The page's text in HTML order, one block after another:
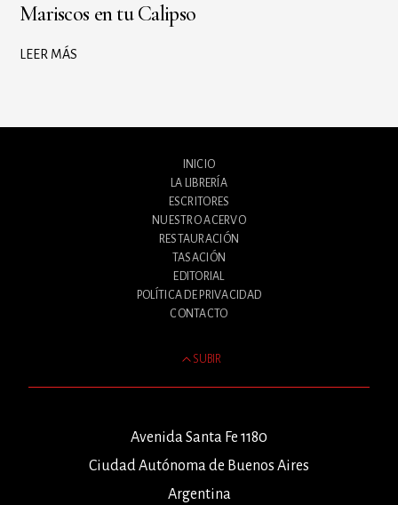
Mariscos en tu Calipso
LEER MÁS
INICIO
LA LIBRERÍA
ESCRITORES
NUESTRO ACERVO
RESTAURACIÓN
TASACIÓN
EDITORIAL
POLÍTICA DE PRIVACIDAD
CONTACTO
SUBIR
Avenida Santa Fe 1180
Ciudad Autónoma de Buenos Aires
Argentina